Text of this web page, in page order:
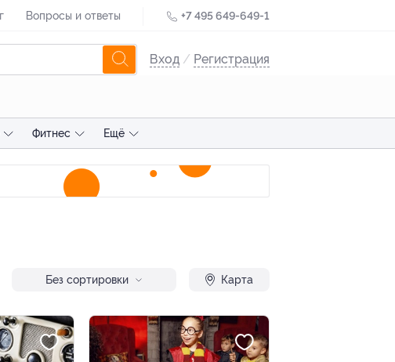
Вопросы и ответы +7 495 649-649-1
Вход / Регистрация
Фитнес Ещё
Без сортировки Карта